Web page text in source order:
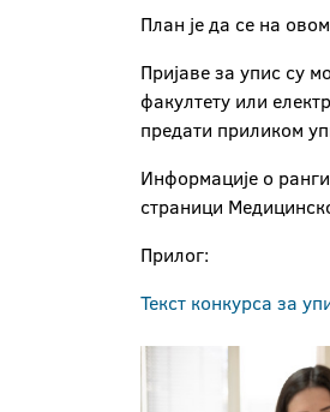
План је да се на
Пријаве за упис су
факултету или
предати приликом
Информације о
страници
Прилог:
Текст конкурса за